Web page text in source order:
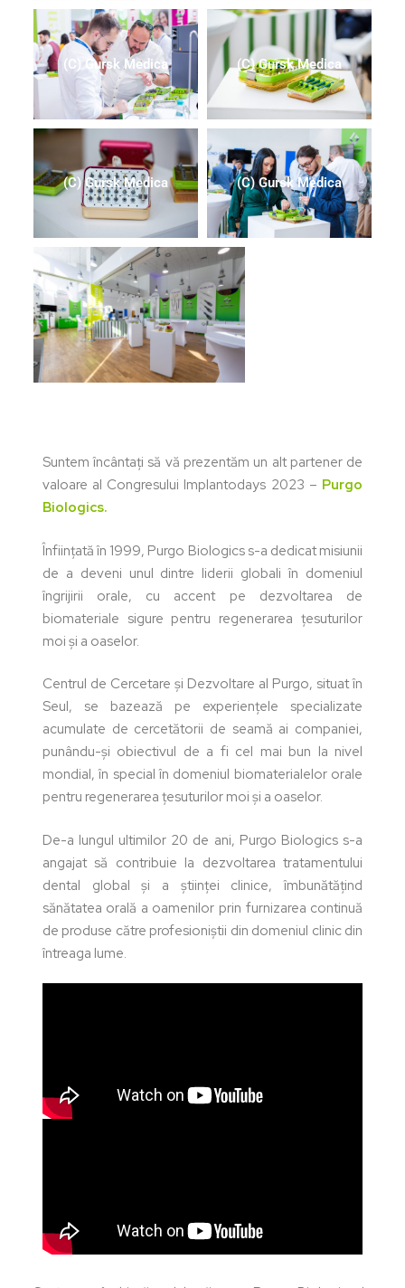
(C) Gursk Medica (C) Gursk Medica
(C) Gursk Medica (C) Gursk Medica
Suntem încântați să vă prezentăm un alt partener de
valoare al Congresului Implantodays 2023 – Purgo
Biologics.
Înființată în 1999, Purgo Biologics s-a dedicat misiunii
de a deveni unul dintre liderii globali în domeniul
îngrijirii orale, cu accent pe dezvoltarea de
biomateriale sigure pentru regenerarea țesuturilor
moi și a oaselor.
Centrul de Cercetare și Dezvoltare al Purgo, situat în
Seul, se bazează pe experiențele specializate
acumulate de cercetătorii de seamă ai companiei,
punându-și obiectivul de a fi cel mai bun la nivel
mondial, în special în domeniul biomaterialelor orale
pentru regenerarea țesuturilor moi și a oaselor.
De-a lungul ultimilor 20 de ani, Purgo Biologics s-a
angajat să contribuie la dezvoltarea tratamentului
dental global și a științei clinice, îmbunătățind
sănătatea orală a oamenilor prin furnizarea continuă
de produse către profesioniștii din domeniul clinic din
întreaga lume.